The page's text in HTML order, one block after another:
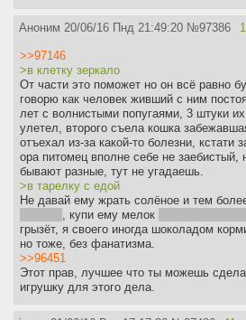
Аноним 20/06/16 Пнд 21:49:20 №97386
>>97146
>в клетку зеркало
От части это поможет но он всё равно
говорю как человек живший с ним
лет с волнистыми попугаями, 3 штуки
улетел, второго съела кошка
отъехал из-за какой-то болезни, кстати
ора питомец вполне себе не заебистый,
бывают разные, тут не угадаешь.
>в тарелку с едой
Не давай ему жрать солёное и тем
, купи ему мелок
грызёт, я своего иногда шоколадом
но тоже, без фанатизма.
>>96451
Этот прав, лучшее что ты можешь
игрушку для этого дела.